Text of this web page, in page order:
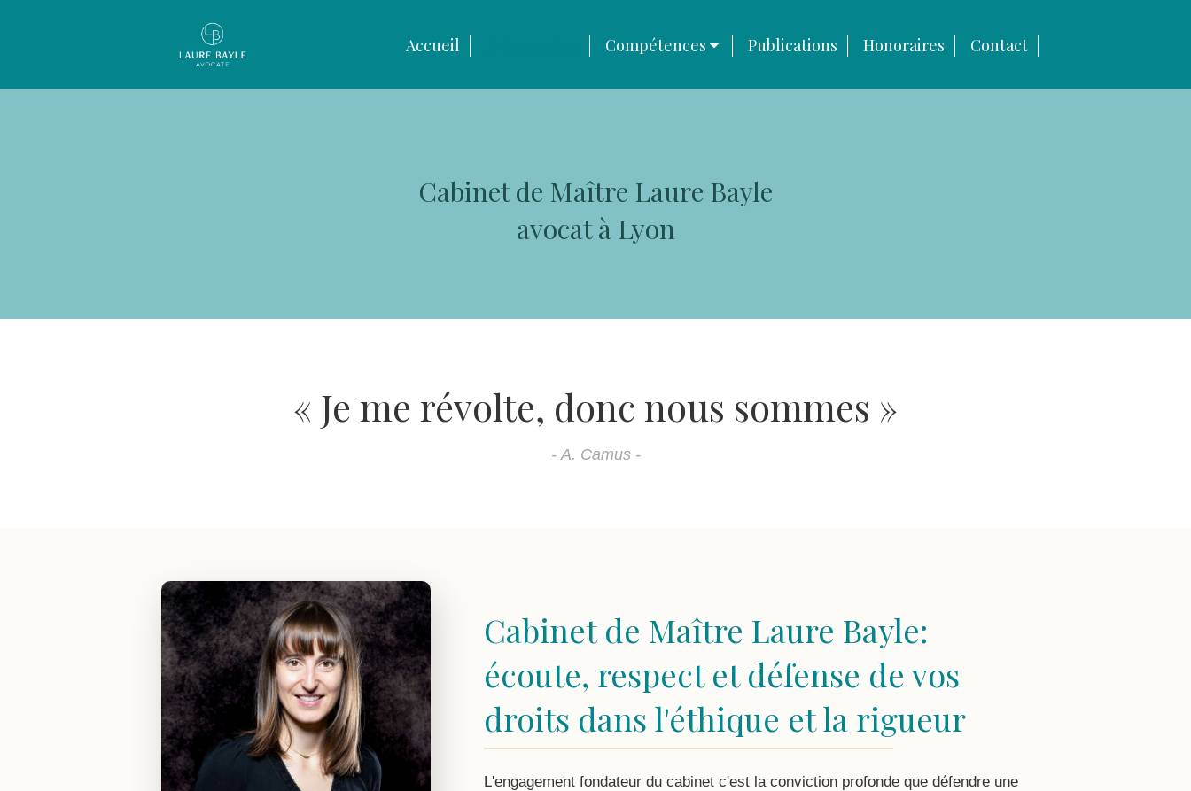
Accueil Compétences Publications Honoraires Contact
Cabinet de Maître Laure Bayle
avocat à Lyon
« Je me révolte, donc nous sommes »
- A. Camus -
Cabinet de Maître Laure Bayle:
écoute, respect et défense de vos
droits dans l'éthique et la rigueur
L'engagement fondateur du cabinet c'est la conviction profonde que défendre une